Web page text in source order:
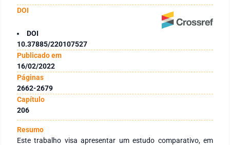
DOI
DOI
10.37885/220107527
Publicado em
16/02/2022
Páginas
2662-2679
Capítulo
206
Resumo
Este trabalho visa apresentar um estudo comparativo, em